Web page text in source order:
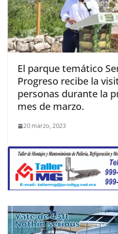
El parque temático
Progreso recibe la
personas durante la
mes de marzo.
20 marzo, 2023